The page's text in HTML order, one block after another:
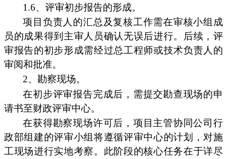
1.6、评审初步报告的形成。
项目负责人的汇总及复核工作需在审核小组成
员的成果得到主审人员确认无误后进行。后续，评
审报告的初步形成需经过总工程师或技术负责人的
审阅和批准。
2、勘察现场。
在初步评审报告完成后，需提交勘查现场的申
请书至财政评审中心。
在获得勘察现场许可后，项目主管协同公司行
政部组建的评审小组将遵循评审中心的计划，对施
工现场进行实地考察。此阶段的核心任务在于详尽